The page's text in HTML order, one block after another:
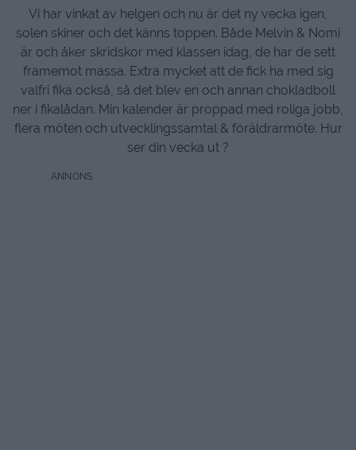
Vi har vinkat av helgen och nu är det ny vecka igen,
solen skiner och det känns toppen. Både Melvin & Nomi
är och åker skridskor med klassen idag, de har de sett
framemot massa. Extra mycket att de fick ha med sig
valfri fika också, så det blev en och annan chokladboll
ner i fikalådan. Min kalender är proppad med roliga jobb,
flera möten och utvecklingssamtal & föräldrarmöte. Hur
ser din vecka ut ?